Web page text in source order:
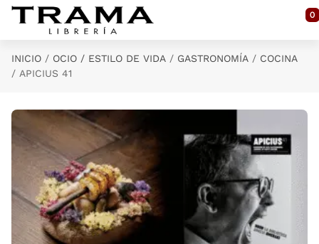
Saltar al contenido principal
0
INICIO OCIO / ESTILO DE VIDA GASTRONOMÍA
COCINA
APICIUS 41